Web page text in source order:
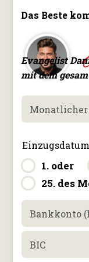
Das Beste
Evangelist
mit dem
Monatlicher
Einzugsdatum
1. oder
25. des
Bankkonto
BIC